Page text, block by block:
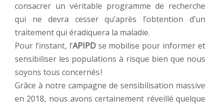
consacrer un véritable programme de recherche
qui ne devra cesser qu’après l’obtention d’un
traitement qui éradiquera la maladie.
Pour l’instant, l’APIPDse mobilise pour informer et
sensibiliser les populations à risque bien que nous
soyons tous concernés !
Grâce à notre campagne de sensibilisation massive
en 2018, nous avons certainement réveillé quelque